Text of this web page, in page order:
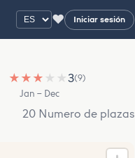
♥ Iniciar sesión
★ ★ ★ ★ ★3(9)
Jan – Dec
20 Numero de plazas